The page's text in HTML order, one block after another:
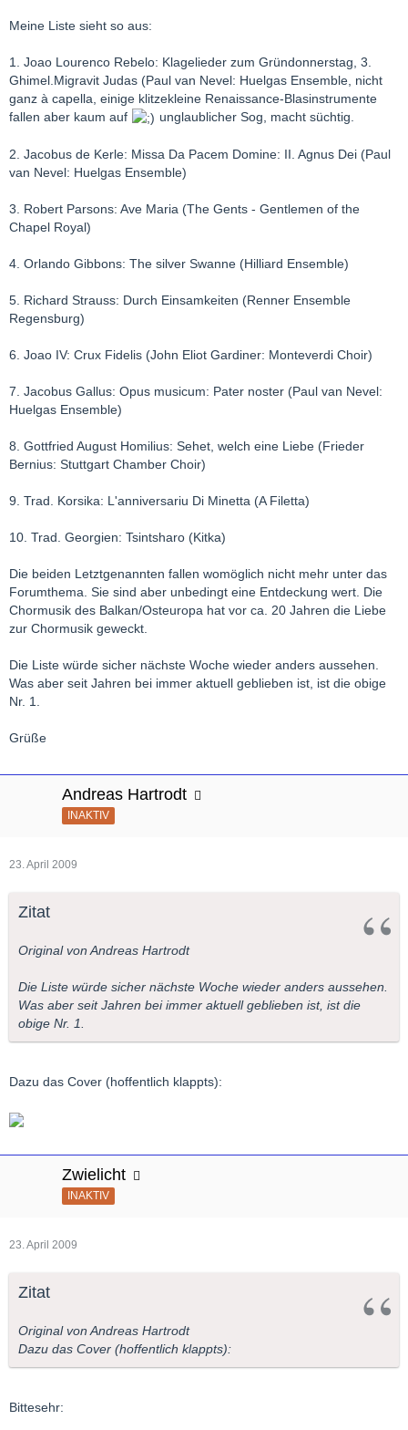
Meine Liste sieht so aus:
1. Joao Lourenco Rebelo: Klagelieder zum Gründonnerstag, 3.
Ghimel.Migravit Judas (Paul van Nevel: Huelgas Ensemble, nicht
ganz à capella, einige klitzekleine Renaissance-Blasinstrumente
fallen aber kaum auf
unglaublicher Sog, macht süchtig.
2. Jacobus de Kerle: Missa Da Pacem Domine: II. Agnus Dei (Paul
van Nevel: Huelgas Ensemble)
3. Robert Parsons: Ave Maria (The Gents - Gentlemen of the
Chapel Royal)
4. Orlando Gibbons: The silver Swanne (Hilliard Ensemble)
5. Richard Strauss: Durch Einsamkeiten (Renner Ensemble
Regensburg)
6. Joao IV: Crux Fidelis (John Eliot Gardiner: Monteverdi Choir)
7. Jacobus Gallus: Opus musicum: Pater noster (Paul van Nevel:
Huelgas Ensemble)
8. Gottfried August Homilius: Sehet, welch eine Liebe (Frieder
Bernius: Stuttgart Chamber Choir)
9. Trad. Korsika: L'anniversariu Di Minetta (A Filetta)
10. Trad. Georgien: Tsintsharo (Kitka)
Die beiden Letztgenannten fallen womöglich nicht mehr unter das
Forumthema. Sie sind aber unbedingt eine Entdeckung wert. Die
Chormusik des Balkan/Osteuropa hat vor ca. 20 Jahren die Liebe
zur Chormusik geweckt.
Die Liste würde sicher nächste Woche wieder anders aussehen.
Was aber seit Jahren bei immer aktuell geblieben ist, ist die obige
Nr. 1.
Grüße
Andreas Hartrodt
INAKTIV
23. April 2009
Zitat
Original von Andreas Hartrodt
Die Liste würde sicher nächste Woche wieder anders aussehen.
Was aber seit Jahren bei immer aktuell geblieben ist, ist die
obige Nr. 1.
Dazu das Cover (hoffentlich klappts):
Zwielicht
INAKTIV
23. April 2009
Zitat
Original von Andreas Hartrodt
Dazu das Cover (hoffentlich klappts):
Bittesehr: